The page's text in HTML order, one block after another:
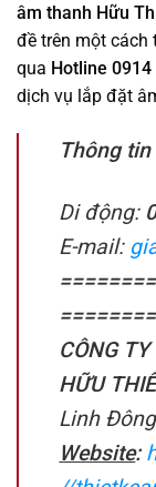
âm thanh Hữu
đề trên một cách
qua Hotline
dịch vụ lắp đặt
Thông
Di động:
E-mail:
CÔNG
HỮU
Linh
Website: